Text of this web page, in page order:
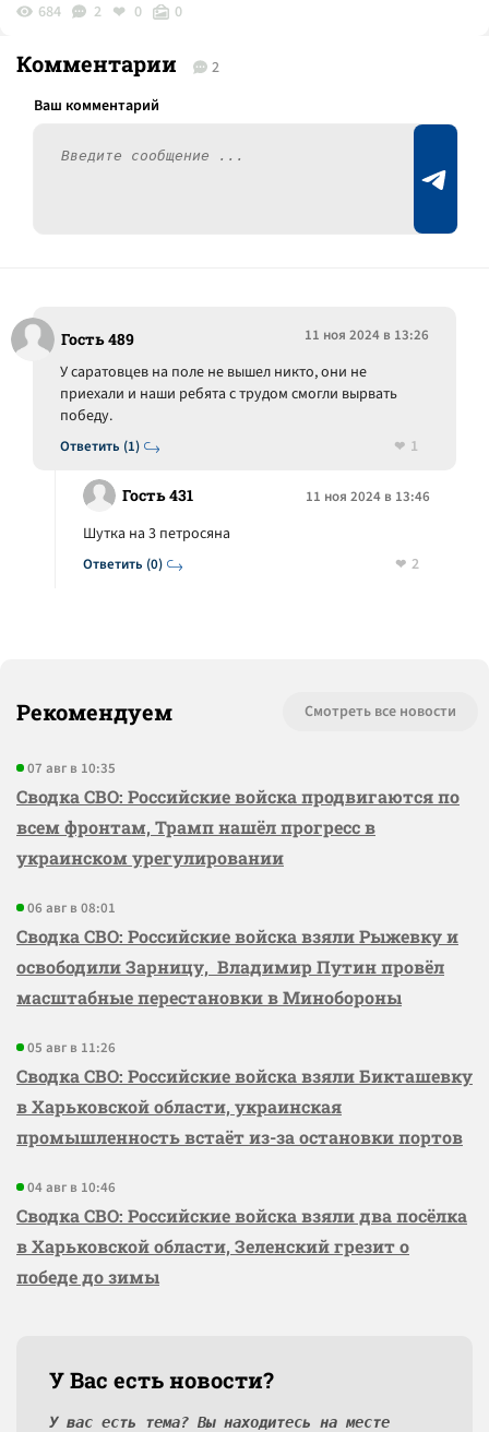
684 2 0 0
Комментарии 2
Гость 489 11 ноя 2024 в 13:26
Ответить (1)
У саратовцев на поле не вышел никто, они не
приехали и наши ребята с трудом смогли вырвать
победу.
1
Гость 431 11 ноя 2024 в 13:46
Ответить (0)
Шутка на 3 петросяна
2
Рекомендуем Смотреть все новости
07 авг в 10:35
Сводка СВО: Российские войска продвигаются по
всем фронтам, Трамп нашёл прогресс в
украинском урегулировании
06 авг в 08:01
Сводка СВО: Российские войска взяли Рыжевку и
освободили Зарницу, Владимир Путин провёл
масштабные перестановки в Минобороны
05 авг в 11:26
Сводка СВО: Российские войска взяли Бикташевку
в Харьковской области, украинская
промышленность встаёт из-за остановки портов
04 авг в 10:46
Сводка СВО: Российские войска взяли два посёлка
в Харьковской области, Зеленский грезит о
победе до зимы
У Вас есть новости?
У вас есть тема? Вы находитесь на месте